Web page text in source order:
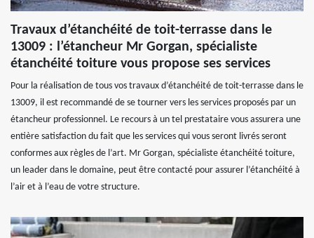
Travaux d’étanchéité de toit-terrasse dans le
13009 : l’étancheur Mr Gorgan, spécialiste
étanchéité toiture vous propose ses services
Pour la réalisation de tous vos travaux d’étanchéité de toit-terrasse dans le
13009, il est recommandé de se tourner vers les services proposés par un
étancheur professionnel. Le recours à un tel prestataire vous assurera une
entière satisfaction du fait que les services qui vous seront livrés seront
conformes aux règles de l’art. Mr Gorgan, spécialiste étanchéité toiture,
un leader dans le domaine, peut être contacté pour assurer l’étanchéité à
l’air et à l’eau de votre structure.